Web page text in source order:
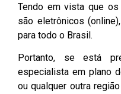
Tendo em vista que
são eletrônicos
para todo o Brasil.
Portanto, se está
especialista em plano
ou qualquer outra